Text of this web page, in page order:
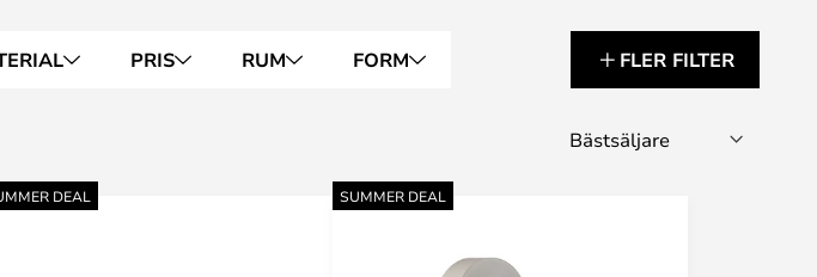
PRIS RUM FORM FLER FILTER
DEAL SUMMER DEAL